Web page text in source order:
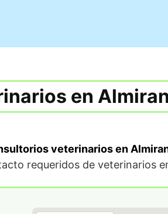
en
veterinarios en
requeridos de veterinarios